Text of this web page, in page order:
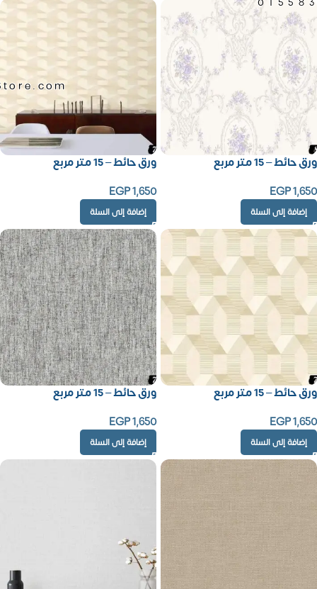
ورق حائط – 15 متر مربع
EGP1,650
إضافة إلى السلة
ورق حائط – 15 متر مربع
EGP1,650
إضافة إلى السلة
ورق حائط – 15 متر مربع
EGP1,650
إضافة إلى السلة
ورق حائط – 15 متر مربع
EGP1,650
إضافة إلى السلة